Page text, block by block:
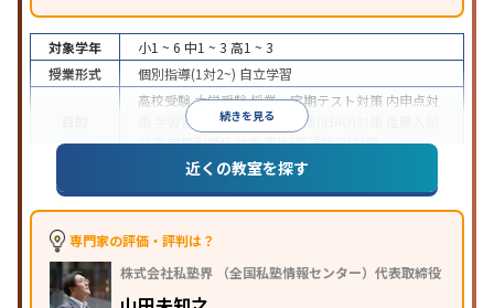
続きを見る
対象学年 小1 ~ 6 中1 ~ 3 高1 ~ 3
授業形式
個別指導(1対2~) 自立学習
高校受験大学受験授業・定期テスト対策 内申点対
学習習慣の定着総合型選抜(旧AO)対策
対策学校別特化対策英検(英語検定)対策
成績保証制度あり1科目から受講可能
自習室あり
※2023年3月調査。小学校高学年の個別指導塾アンケート調査方法を参
近くの教室を探す
専門家の評価・評判は？
株式会社私塾界 （全国私塾情報センター）代表取締役